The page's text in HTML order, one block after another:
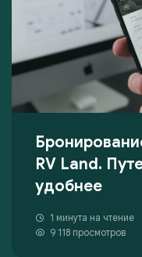
RV Land.
удобнее
1 минута на чтение
9 118 просмотров